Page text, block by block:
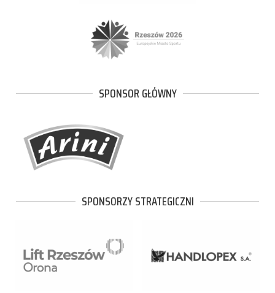
SPONSOR GŁÓWNY
SPONSORZY STRATEGICZNI